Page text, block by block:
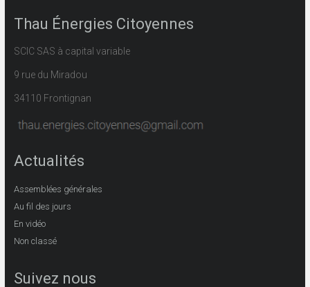
Thau Énergies Citoyennes
SCIC SAS à capital variable
9 rue du Miradou
34110 Frontignan
Actualités
Assemblées générales
Au fil des jours
En vidéo
Non classé
Suivez nous